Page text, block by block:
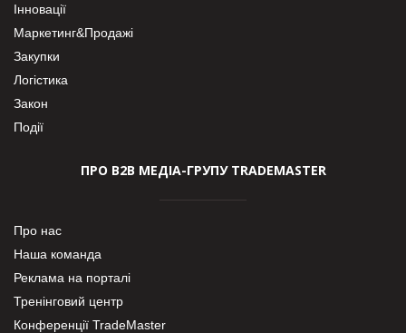
Інновації
Маркетинг&Продажі
Закупки
Логістика
Закон
Події
ПРО В2В МЕДІА-ГРУПУ TRADEMASTER
Про нас
Наша команда
Реклама на порталі
Тренінговий центр
Конференції TradeMaster